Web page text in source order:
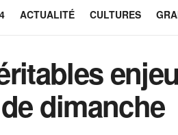
ACTUALITÉ CULTURES
dimanche